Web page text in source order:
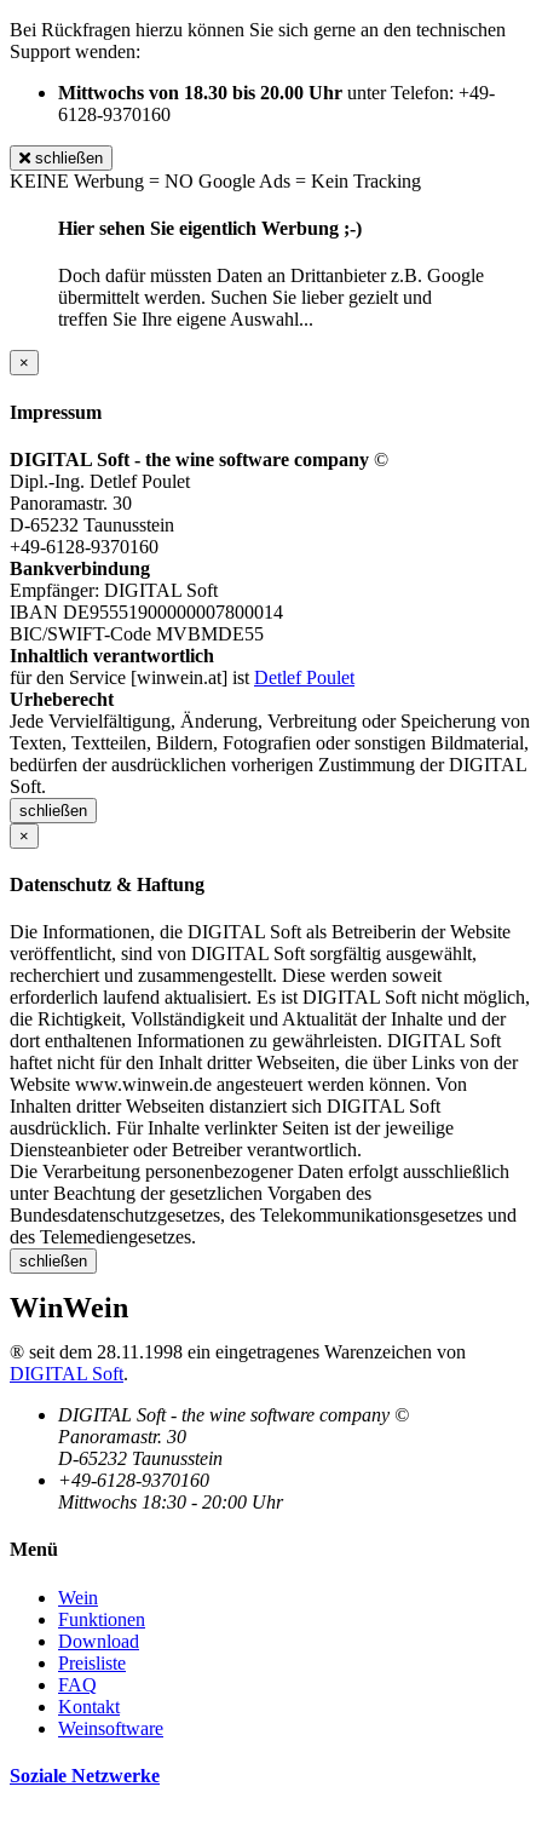
Bei Rückfragen hierzu können Sie sich gerne an den technischen
Support wenden:
Mittwochs von 18.30 bis 20.00 Uhr unter Telefon: +49-
6128-9370160
schließen
KEINE Werbung = NO Google Ads = Kein Tracking
Hier sehen Sie eigentlich Werbung ;-)
Doch dafür müssten Daten an Drittanbieter z.B. Google
übermittelt werden. Suchen Sie lieber gezielt und
treffen Sie Ihre eigene Auswahl...
×
Impressum
DIGITAL Soft - the wine software company ©
Dipl.-Ing. Detlef Poulet
Panoramastr. 30
D-65232 Taunusstein
+49-6128-9370160
Bankverbindung
Empfänger: DIGITAL Soft
IBAN DE95551900000007800014
BIC/SWIFT-Code MVBMDE55
Inhaltlich verantwortlich
für den Service [winwein.at] ist Detlef Poulet
Urheberecht
Jede Vervielfältigung, Änderung, Verbreitung oder Speicherung von
Texten, Textteilen, Bildern, Fotografien oder sonstigen Bildmaterial,
bedürfen der ausdrücklichen vorherigen Zustimmung der DIGITAL
Soft.
schließen
×
Datenschutz & Haftung
Die Informationen, die DIGITAL Soft als Betreiberin der Website
veröffentlicht, sind von DIGITAL Soft sorgfältig ausgewählt,
recherchiert und zusammengestellt. Diese werden soweit
erforderlich laufend aktualisiert. Es ist DIGITAL Soft nicht möglich,
die Richtigkeit, Vollständigkeit und Aktualität der Inhalte und der
dort enthaltenen Informationen zu gewährleisten. DIGITAL Soft
haftet nicht für den Inhalt dritter Webseiten, die über Links von der
Website www.winwein.de angesteuert werden können. Von
Inhalten dritter Webseiten distanziert sich DIGITAL Soft
ausdrücklich. Für Inhalte verlinkter Seiten ist der jeweilige
Diensteanbieter oder Betreiber verantwortlich.
Die Verarbeitung personenbezogener Daten erfolgt ausschließlich
unter Beachtung der gesetzlichen Vorgaben des
Bundesdatenschutzgesetzes, des Telekommunikationsgesetzes und
des Telemediengesetzes.
schließen
WinWein
® seit dem 28.11.1998 ein eingetragenes Warenzeichen von
DIGITAL Soft.
DIGITAL Soft - the wine software company ©
Panoramastr. 30
D-65232 Taunusstein
+49-6128-9370160
Mittwochs 18:30 - 20:00 Uhr
Menü
Wein
Funktionen
Download
Preisliste
FAQ
Kontakt
Weinsoftware
Soziale Netzwerke